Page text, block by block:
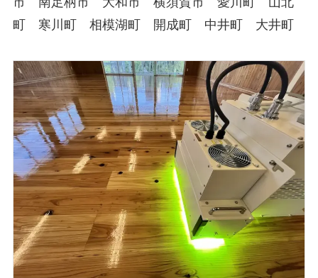
町 寒川町 相模湖町 開成町 中井町 大井町